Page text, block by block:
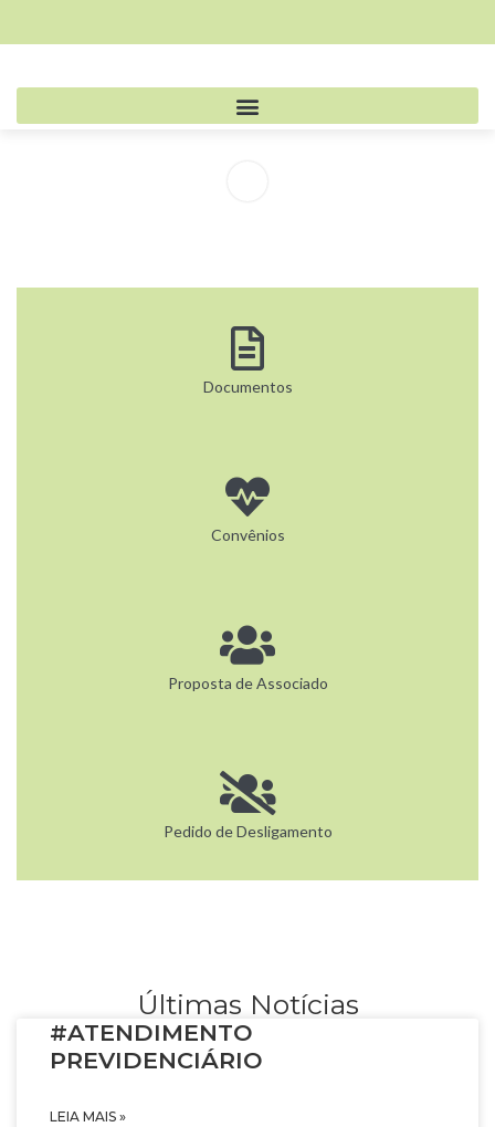
Documentos
Convênios
Proposta de Associado
Pedido de Desligamento
Últimas Notícias
#ATENDIMENTO
PREVIDENCIÁRIO
LEIA MAIS »